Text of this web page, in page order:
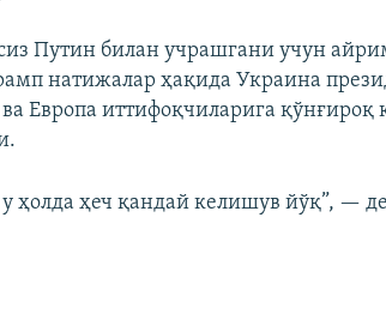
Путин билан учрашгани учун
натижалар ҳақида Украина
Европа иттифоқчиларига қўнғироқ
ҳолда ҳеч қандай келишув йўқ”, —